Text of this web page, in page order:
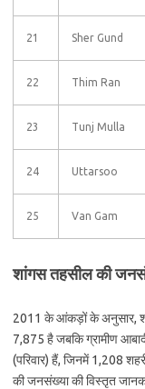
21 Sher Gund
22 Thim Ran
23 Tunj Mulla
24 Uttarsoo
25 Van Gam
शांगस तहसील की
2011 के आंकड़ों के अनुसार,
7,875 है जबकि ग्रामीण
(परिवार) हैं, जिनमें 1,208
की जनसंख्या की विस्तृत